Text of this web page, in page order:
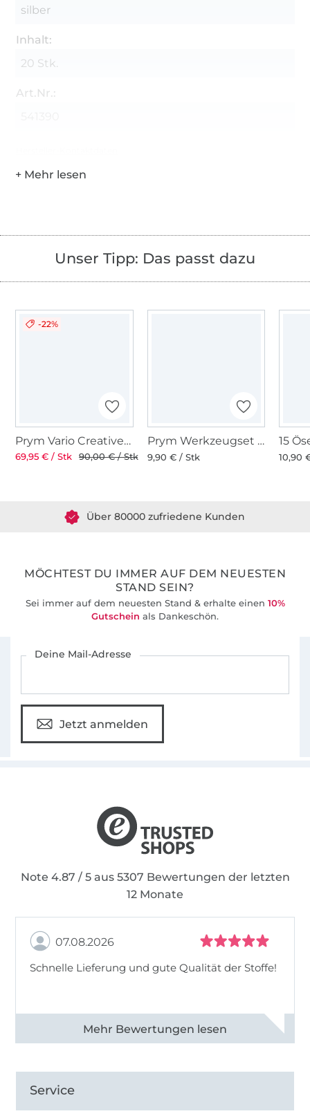
silber
Inhalt:
20 Stk.
Art.Nr.:
Unser Tipp: Das passt dazu
-22%
Prym Vario Creative Tool, flieder
69,95 € / Stk 90,00 € / Stk
Prym Werkzeugset für Prym Ösen mit Scheiben in Ø 11 und 14 mm
9,90 € / Stk 10,90
MÖCHTEST DU IMMER AUF DEM NEUESTEN
STAND SEIN?
Sei immer auf dem neuesten Stand & erhalte einen 10%
Gutschein als Dankeschön.
Deine Mail-Adresse
Jetzt anmelden
Note 4.87 / 5 aus 5307 Bewertungen der letzten
12 Monate
07.08.2026
Schnelle Lieferung und gute Qualität der Stoffe!
Alle 82968 Bewertungen ansehen
Service